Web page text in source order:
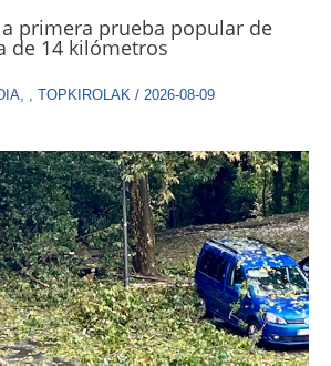
primera prueba popular de
de 14 kilómetros
TOPKIROLAK / 2026-08-09